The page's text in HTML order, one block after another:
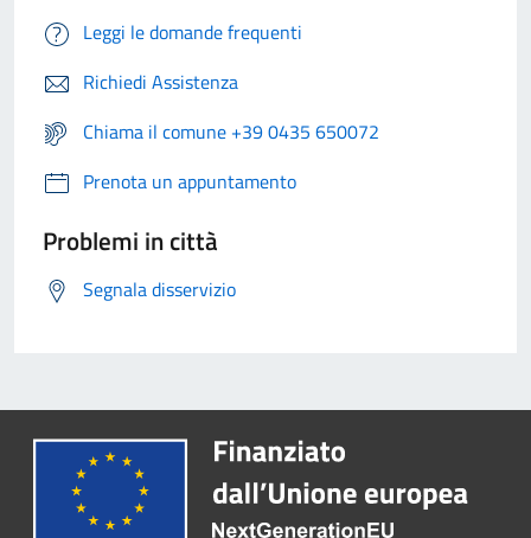
Leggi le domande frequenti
Richiedi Assistenza
Chiama il comune +39 0435 650072
Prenota un appuntamento
Problemi in città
Segnala disservizio